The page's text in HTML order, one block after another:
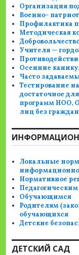
Организация
Военно-
Профилактика
Методическая
Учителя —
Осенние
Часто
Тестирование
достаточное
программ НОО,
лиц без
Локальные
Нормативное
Обучающимся
Родителям
обучающихся
Детские
ДЕТСКИЙ САД